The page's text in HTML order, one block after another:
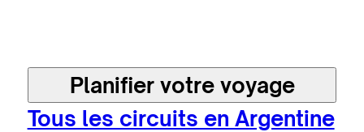
Planifier votre voyage
Tous les circuits en Argentine